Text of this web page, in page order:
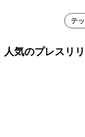
テ
人気のプレスリ